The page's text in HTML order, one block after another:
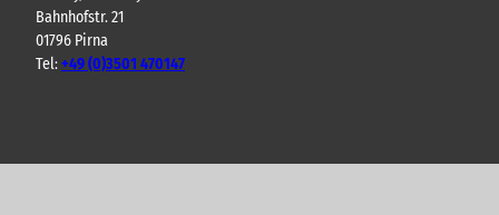
Bahnhofstr. 21
01796 Pirna
Tel:+49 (0)3501 470147
u
c
s
o